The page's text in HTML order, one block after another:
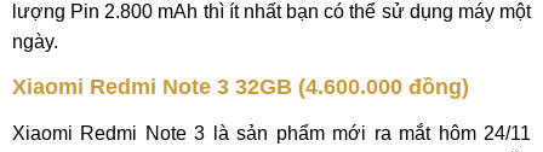
lượng Pin 2.800 mAh thì ít nhất bạn có thể sử dụng máy một
ngày.
Xiaomi Redmi Note 3 32GB (4.600.000 đồng)
Xiaomi Redmi Note 3 là sản phẩm mới ra mắt hôm 24/11